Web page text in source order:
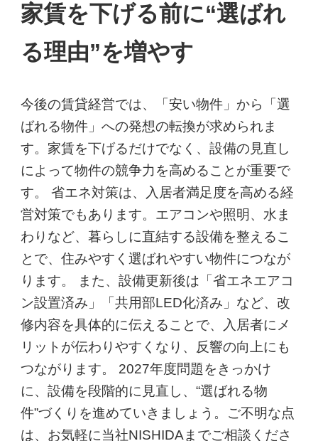
家賃を下げる前に“選ばれ
る理由”を増やす
今後の賃貸経営では、「安い物件」から「選
ばれる物件」への発想の転換が求められま
す。家賃を下げるだけでなく、設備の見直し
によって物件の競争力を高めることが重要で
す。 省エネ対策は、入居者満足度を高める経
営対策でもあります。エアコンや照明、水ま
わりなど、暮らしに直結する設備を整えるこ
とで、住みやすく選ばれやすい物件につなが
ります。 また、設備更新後は「省エネエアコ
ン設置済み」「共用部LED化済み」など、改
修内容を具体的に伝えることで、入居者にメ
リットが伝わりやすくなり、反響の向上にも
つながります。 2027年度問題をきっかけ
に、設備を段階的に見直し、“選ばれる物
件”づくりを進めていきましょう。ご不明な点
は、お気軽に当社NISHIDAまでご相談くださ